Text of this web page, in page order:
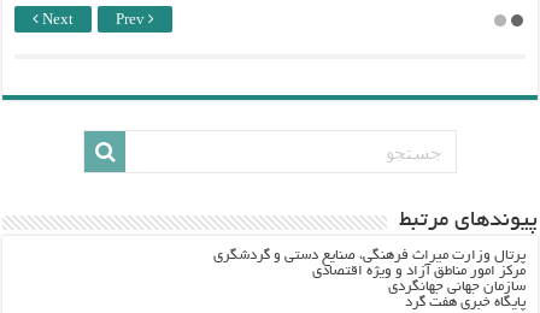
Next Prev
پيوندهاي مرتبط
پرتال وزارت ميراث فرهنگي، صنایع دستی و گردشگري
مرکز امور مناطق آزاد و ویژه اقتصادی
سازمان جهانی جهانگردی
پایگاه خبری هفت گرد